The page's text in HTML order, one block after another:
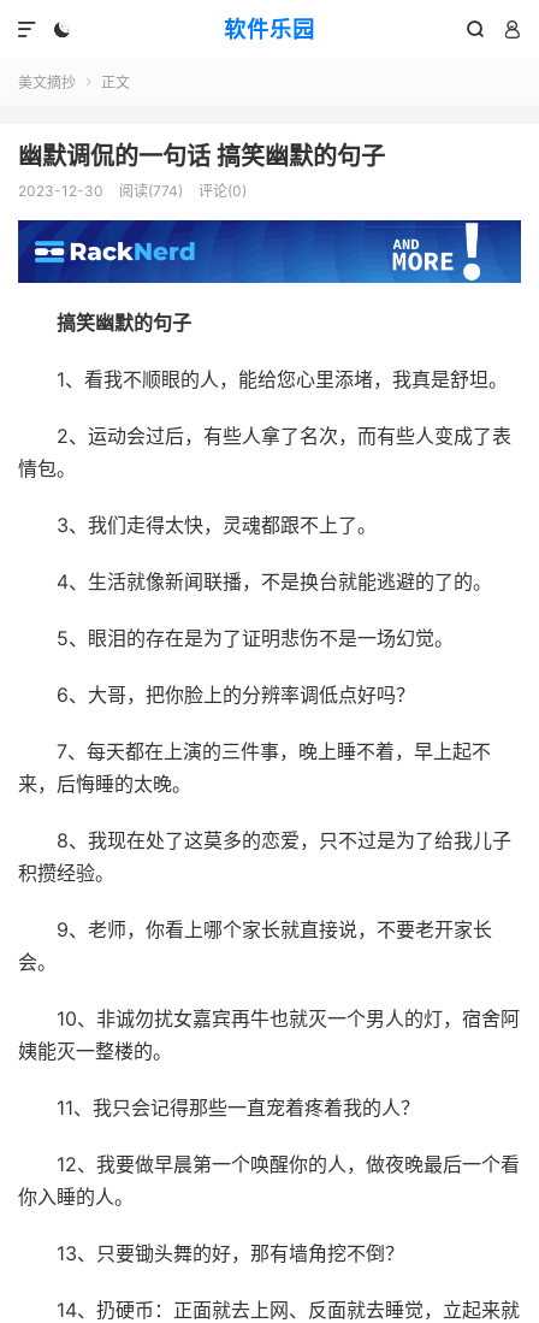
软件乐园 
 

美文摘抄  正文
幽默调侃的一句话 搞笑幽默的句子
2023-12-30 阅读(774) 评论(0)
搞笑幽默的句子
1、看我不顺眼的人，能给您心里添堵，我真是舒坦。
2、运动会过后，有些人拿了名次，而有些人变成了表
情包。
3、我们走得太快，灵魂都跟不上了。
4、生活就像新闻联播，不是换台就能逃避的了的。
5、眼泪的存在是为了证明悲伤不是一场幻觉。
6、大哥，把你脸上的分辨率调低点好吗？
7、每天都在上演的三件事，晚上睡不着，早上起不
来，后悔睡的太晚。
8、我现在处了这莫多的恋爱，只不过是为了给我儿子
积攒经验。
9、老师，你看上哪个家长就直接说，不要老开家长
会。
10、非诚勿扰女嘉宾再牛也就灭一个男人的灯，宿舍阿
姨能灭一整楼的。
11、我只会记得那些一直宠着疼着我的人？
12、我要做早晨第一个唤醒你的人，做夜晚最后一个看
你入睡的人。
13、只要锄头舞的好，那有墙角挖不倒？
14、扔硬币：正面就去上网、反面就去睡觉，立起来就